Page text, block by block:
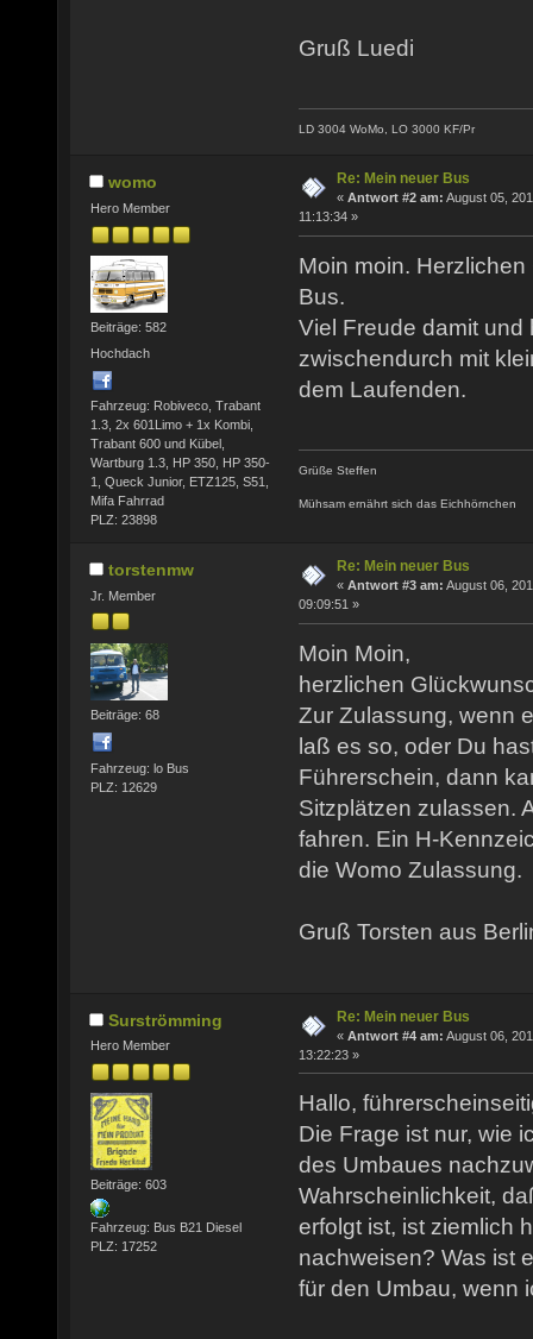
Gruß Luedi
LD 3004 WoMo, LO 3000 KF/Pr
womo
Hero Member
Beiträge: 582
Hochdach
Fahrzeug: Robiveco, Trabant
1.3, 2x 601Limo + 1x Kombi,
Trabant 600 und Kübel,
Wartburg 1.3, HP 350, HP 350-
1, Queck Junior, ETZ125, S51,
Mifa Fahrrad
PLZ: 23898
Re: Mein neuer Bus
« Antwort #2 am: August 05,
11:13:34 »
Moin moin.
Bus.
Viel Freude damit und
zwischendurch mit
dem Laufenden.
Grüße Steffen
Mühsam ernährt sich das Eichhörnchen
torstenmw
Jr. Member
Beiträge: 68
Fahrzeug: lo Bus
PLZ: 12629
Re: Mein neuer Bus
« Antwort #3 am: August 06,
09:09:51 »
Moin Moin,
herzlichen
Zur Zulassung, wenn
laß es so, oder Du
Führerschein, dann
Sitzplätzen zulassen.
fahren. Ein H-
die Womo Zulassung.
Gruß Torsten aus
Surströmming
Hero Member
Beiträge: 603
Fahrzeug: Bus B21 Diesel
PLZ: 17252
Re: Mein neuer Bus
« Antwort #4 am: August 06,
13:22:23 »
Hallo,
Die Frage ist nur, wie
des Umbaues
Wahrscheinlichkeit,
erfolgt ist, ist ziemlich
nachweisen? Was ist
für den Umbau, wenn